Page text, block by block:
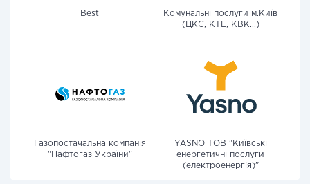
Best
Комунальні послуги м.Київ
(ЦКС, КТЕ, КВК...)
Газопостачальна компанія
"Нафтогаз України"
YASNO ТОВ "Київські
енергетичні послуги
(електроенергія)"